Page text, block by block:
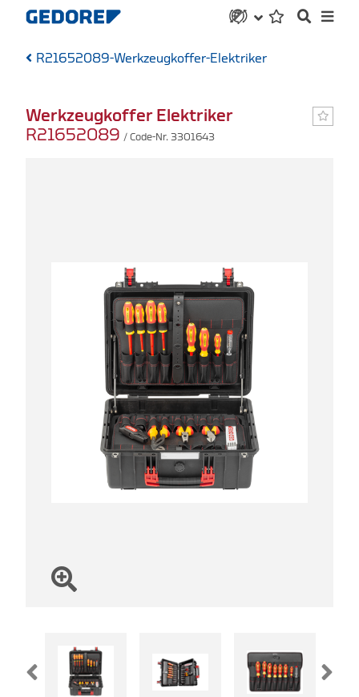
R21652089-Werkzeugkoffer-Elektriker
Werkzeugkoffer Elektriker
R21652089 / Code-Nr. 3301643